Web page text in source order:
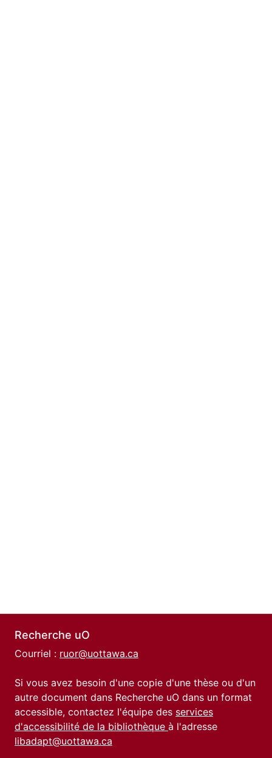
Recherche uO
Courriel : ruor@uottawa.ca
Si vous avez besoin d'une copie d'une thèse ou d'un
autre document dans Recherche uO dans un format
accessible, contactez l'équipe des services
d'accessibilité de la bibliothèque à l'adresse
libadapt@uottawa.ca